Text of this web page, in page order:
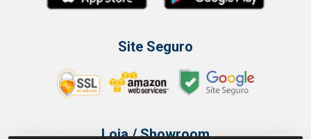
Site Seguro
Loja / Showroom